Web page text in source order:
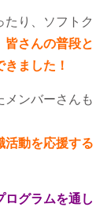
り、ソフトク
皆さんの普段と
ました！
メンバーさんも
活動を応援する
グラムを通し